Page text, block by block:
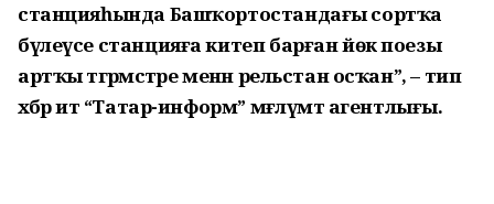
станцияһында Башҡортостандағы сортҡа
бүлеүсе станцияға китеп барған йөк поезы
артҡы тәгәрмәстәре менән рельстан осҡан”, – тип
хәбәр итә “Татар-информ” мәғлүмәт агентлығы.